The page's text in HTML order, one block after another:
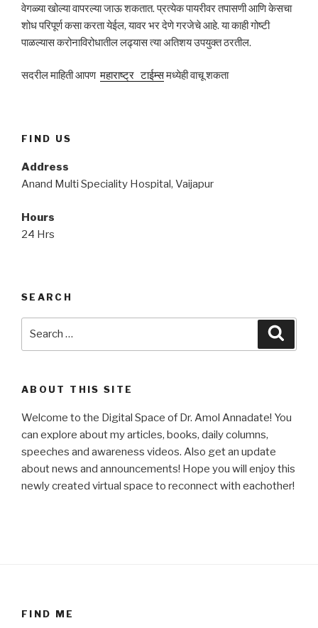
वेगळ्या खोल्या वापरल्या जाऊ शकतात. प्रत्येक पायरीवर तपासणी आणि केसचा
शोध परिपूर्ण कसा करता येईल, यावर भर देणे गरजेचे आहे. या काही गोष्टी
पाळल्यास करोनाविरोधातील लढ्यास त्या अतिशय उपयुक्त ठरतील.
सदरील माहिती आपणमहाराष्ट्रटाईम्समध्येही वाचू शकता
FIND US
Address
Anand Multi Speciality Hospital, Vaijapur
Hours
24 Hrs
SEARCH
ABOUT THIS SITE
Welcome to the Digital Space of Dr. Amol Annadate! You
can explore about my articles, books, daily columns,
speeches and awareness videos. Also get an update
about news and announcements! Hope you will enjoy this
newly created virtual space to reconnect with eachother!
FIND ME